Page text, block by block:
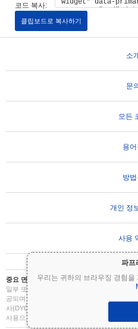
파프
우리는 귀하의 브라우징 경험
코드 복사:
클립보드로 복사하기
소
문
모든
용어
방법
개인 정
사용
중요 면책 조항: 암호화폐는 변동성이 매우 높
일부 또는 전부를 잃을 수 있습니다.
공되며 재무 또는 투자 조언을 구성하지 않습
사(DYOR)를 수행하고 자격을 갖춘 재무 고
사용으로 인한 손실에 대해 책임을 지지 않습